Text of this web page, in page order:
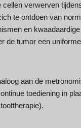
cellen verwerven
te ontdoen van
en
de tumor een
aan de
toediening in